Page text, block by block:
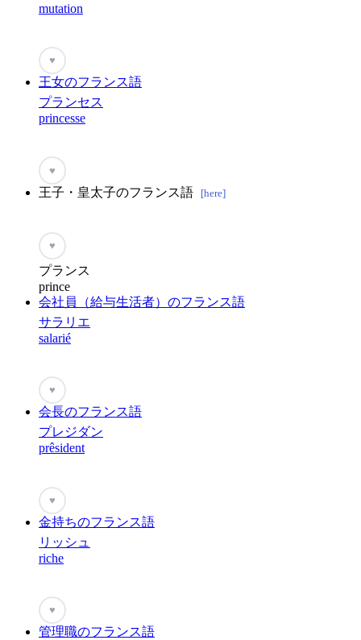
mutation
♥
王女のフランス語
プランセス
princesse
♥
王子・皇太子のフランス語 [here]
♥
プランス
prince
会社員（給与生活者）のフランス語
サラリエ
salarié
♥
会長のフランス語
プレジダン
prêsident
♥
金持ちのフランス語
リッシュ
riche
♥
管理職のフランス語